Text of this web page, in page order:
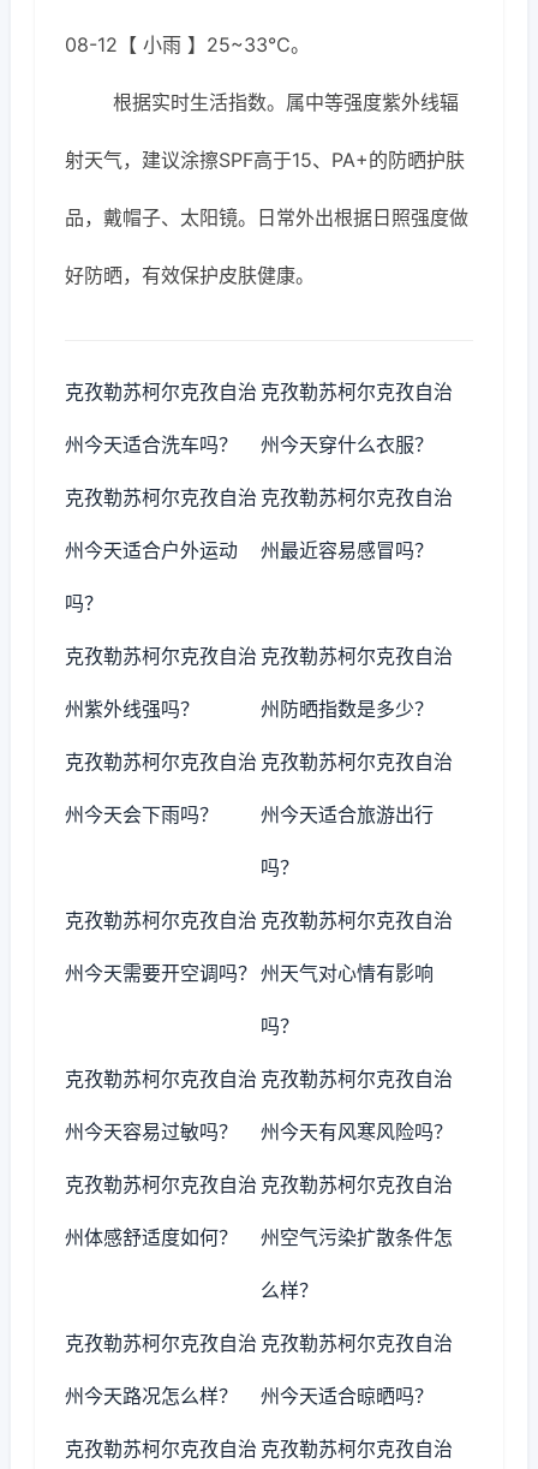
08-12【 小雨 】25~33℃。
根据实时生活指数。属中等强度紫外线辐
射天气，建议涂擦SPF高于15、PA+的防晒护肤
品，戴帽子、太阳镜。日常外出根据日照强度做
好防晒，有效保护皮肤健康。
克孜勒苏柯尔克孜自治
州今天适合洗车吗？
克孜勒苏柯尔克孜自治
州今天穿什么衣服？
克孜勒苏柯尔克孜自治
州今天适合户外运动
吗？
克孜勒苏柯尔克孜自治
州最近容易感冒吗？
克孜勒苏柯尔克孜自治
州紫外线强吗？
克孜勒苏柯尔克孜自治
州防晒指数是多少？
克孜勒苏柯尔克孜自治
州今天会下雨吗？
克孜勒苏柯尔克孜自治
州今天适合旅游出行
吗？
克孜勒苏柯尔克孜自治
州今天需要开空调吗？
克孜勒苏柯尔克孜自治
州天气对心情有影响
吗？
克孜勒苏柯尔克孜自治
州今天容易过敏吗？
克孜勒苏柯尔克孜自治
州今天有风寒风险吗？
克孜勒苏柯尔克孜自治
州体感舒适度如何？
克孜勒苏柯尔克孜自治
州空气污染扩散条件怎
么样？
克孜勒苏柯尔克孜自治
州今天路况怎么样？
克孜勒苏柯尔克孜自治
州今天适合晾晒吗？
克孜勒苏柯尔克孜自治 克孜勒苏柯尔克孜自治